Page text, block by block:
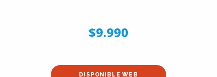
$9.990
DISPONIBLE WEB